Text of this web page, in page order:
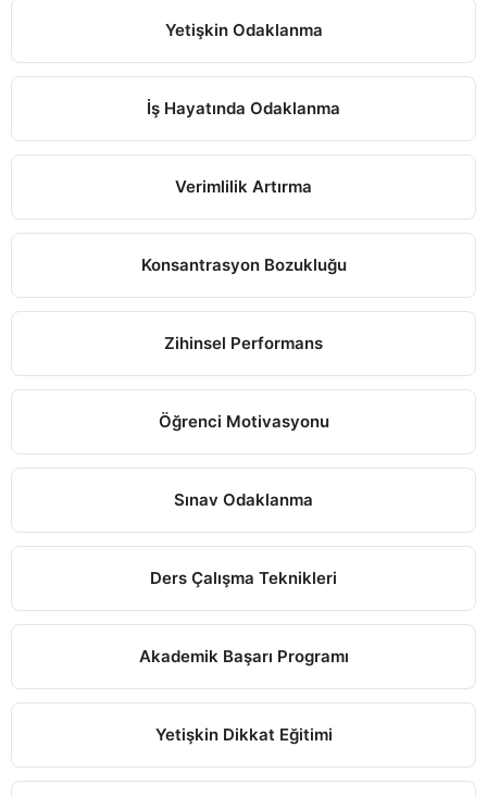
Yetişkin Odaklanma
İş Hayatında Odaklanma
Verimlilik Artırma
Konsantrasyon Bozukluğu
Zihinsel Performans
Öğrenci Motivasyonu
Sınav Odaklanma
Ders Çalışma Teknikleri
Akademik Başarı Programı
Yetişkin Dikkat Eğitimi